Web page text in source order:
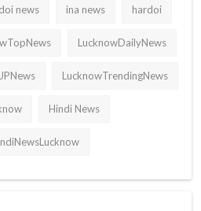
news ina news hardoi
LucknowDailyNews
LucknowTrendingNews
Hindi News